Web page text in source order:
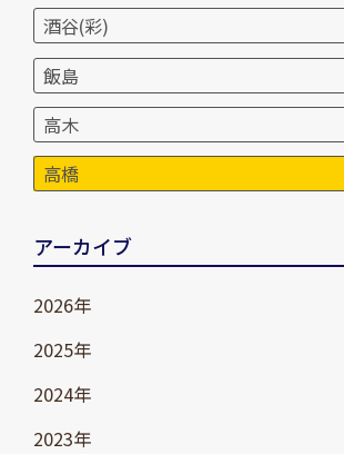
酒谷(彩)
飯島
高木
高橋
アーカイブ
2026年
2025年
2024年
2023年